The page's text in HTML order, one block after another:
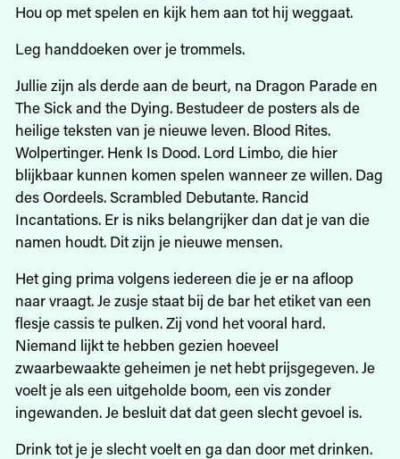
Hou op met spelen en kijk hem aan tot hij weggaat.
Leg handdoeken over je trommels.
Jullie zijn als derde aan de beurt, na ­Dragon Parade en
The Sick and the Dying. ­Bestudeer de posters als de
heilige teksten van je nieuwe leven. Blood Rites.
Wolpertinger. Henk Is Dood. Lord Limbo, die hier
blijkbaar kunnen komen spelen wanneer ze willen. Dag
des Oordeels. Scrambled Debutante. Rancid
Incantations. Er is niks belangrijker dan dat je van die
namen houdt. Dit zijn je nieuwe mensen.
Het ging prima volgens iedereen die je er na afloop
naar vraagt. Je zusje staat bij de bar het etiket van een
flesje cassis te pulken. Zij vond het vooral hard.
Niemand lijkt te hebben gezien hoeveel
zwaarbewaakte geheimen je net hebt prijsgegeven. Je
voelt je als een uitgeholde boom, een vis zonder
ingewanden. Je besluit dat dat geen slecht gevoel is.
Drink tot je je slecht voelt en ga dan door met drinken.